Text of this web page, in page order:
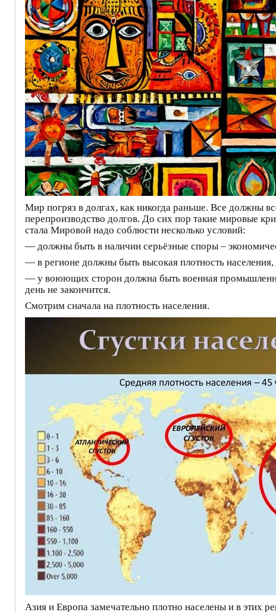
Мир погряз в долгах, как никогда раньше. Все должны
перепроизводство долгов. До сих пор такие мировые
стала Мировой надо соблюсти несколько условий:
— должны быть в наличии серьёзные споры –
— в регионе должны быть высокая плотность
— у воюющих сторон должна быть военная
день не закончится.
Смотрим сначала на плотность населения.
Азия и Европа замечательно плотно населены и в